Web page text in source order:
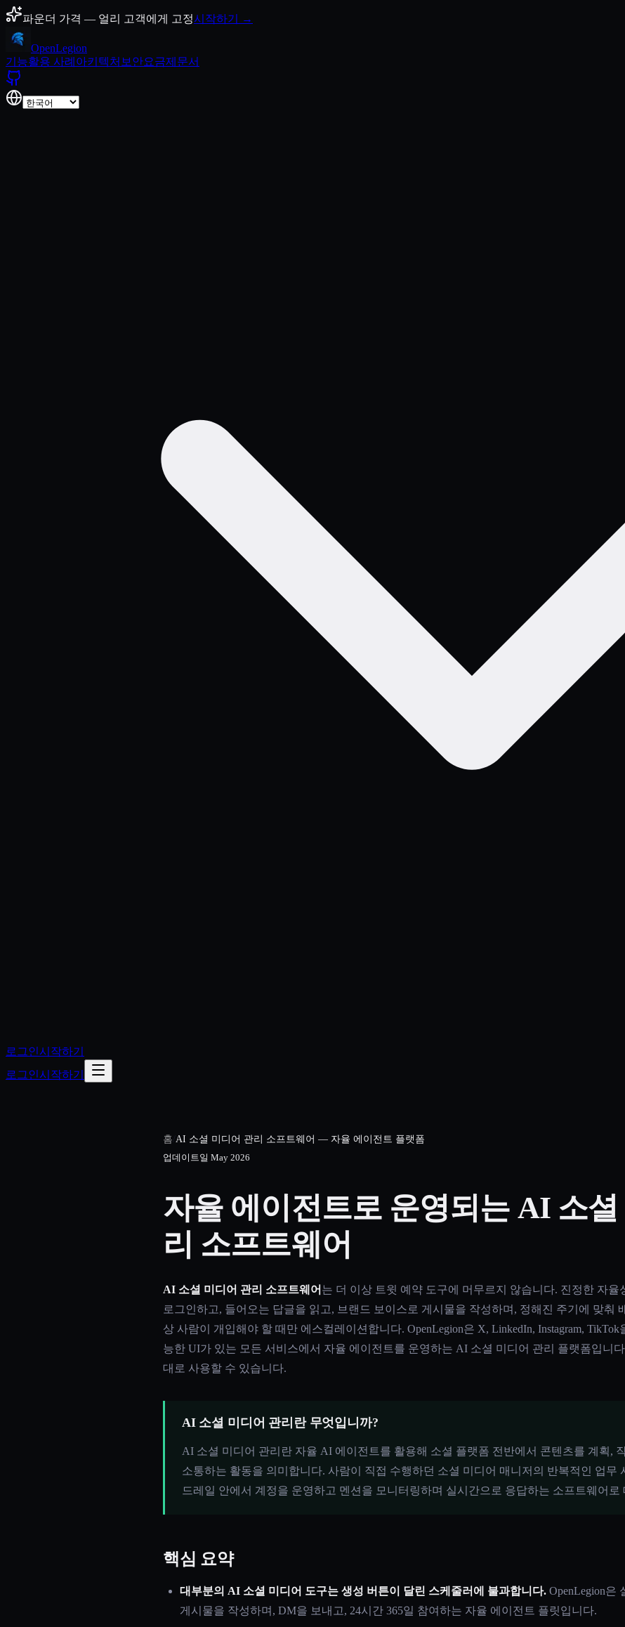
콘텐츠로 건너뛰기
파운더 가격 — 얼리 고객에게 고정시작하기 →
OpenLegion
기능활용 사례 아키텍처 보안요금제 문서
로그인시작하기
로그인시작하기
홈/AI 소셜 미디어 관리 소프트웨어 — 자율 에이전트 플랫폼
업데이트일 May 2026
자율 에이전트로 운영되는 AI 소
리 소프트웨어
AI 소셜 미디어 관리 소프트웨어 는 더 이상 트윗 예약 도구에 머무르지 않습니다. 진정한 자율
로그인하고, 들어오는 답글을 읽고, 브랜드 보이스로 게시물을 작성하며, 정해진 주기에 맞춰
상 사람이 개입해야 할 때만 에스컬레이션합니다. OpenLegion은 X, LinkedIn, Instagram,
능한 UI가 있는 모든 서비스에서 자율 에이전트를 운영하는 AI 소셜 미디어 관리 플랫폼입니
대로 사용할 수 있습니다.
AI 소셜 미디어 관리란 무엇입니까?
AI 소셜 미디어 관리란 자율 AI 에이전트를 활용해 소셜 플랫폼 전반에서 콘텐츠를 계획,
소통하는 활동을 의미합니다. 사람이 직접 수행하던 소셜 미디어 매니저의 반복적인 업무
드레일 안에서 계정을 운영하고 멘션을 모니터링하며 실시간으로 응답하는 소프트웨어로
핵심 요약
대부분의 AI 소셜 미디어 도구는 생성 버튼이 달린 스케줄러에 불과합니다. OpenLegion은
게시물을 작성하며, DM을 보내고, 24시간 365일 참여하는 자율 에이전트 플릿입니다.